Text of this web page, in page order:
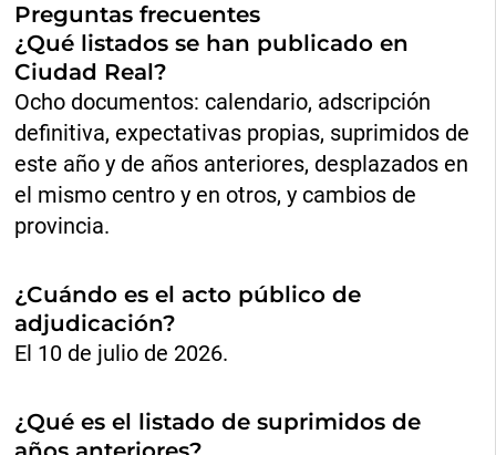
Preguntas frecuentes
¿Qué listados se han publicado en
Ciudad Real?
Ocho documentos: calendario, adscripción
definitiva, expectativas propias, suprimidos de
este año y de años anteriores, desplazados en
el mismo centro y en otros, y cambios de
provincia.
¿Cuándo es el acto público de
adjudicación?
El 10 de julio de 2026.
¿Qué es el listado de suprimidos de